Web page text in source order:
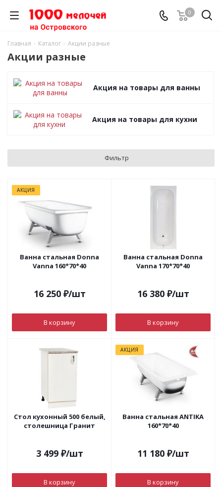
0
Главная - Каталог - Акции разные
Акции разные
Акция на товары для ванны
Акция на товары для кухни
Фильтр
АКЦИЯ
Ванна стальная Donna
Vanna 160*70*40
16 250₽/шт
В корзину
Ванна стальная Donna
Vanna 170*70*40
16 380₽/шт
В корзину
Стол кухонный 500 белый,
столешница Гранит
3 499₽/шт
В корзину
АКЦИЯ
Ванна стальная ANTIKA
160*70*40
11 180₽/шт
В корзину